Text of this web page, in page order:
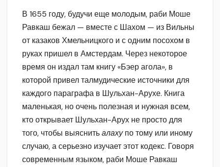
В 1655 году, будучи еще молодым, раби Моше
Равкаш бежал — вместе с Шахом — из Вильны
от казаков Хмельницкого и с одним посохом в
руках пришел в Амстердам. Через некоторое
время он издал там книгу «Бэер агола», в
которой привел талмудические источники для
каждого параграфа в Шульхан-Арухе. Книга
маленькая, но очень полезная и нужная всем,
кто открывает Шульхан-Арух не просто для
того, чтобы выяснитьалахупо тому или иному
случаю, а серьезно изучает этот кодекс. Говоря
современным языком, раби Моше Равкаш